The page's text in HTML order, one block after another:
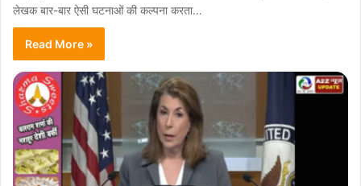
लेखक बार-बार ऐसी घटनाओं की कल्पना करता…
Read More »